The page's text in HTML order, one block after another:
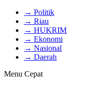
→ Politik
→ Riau
→ HUKRIM
→ Ekonomi
→ Nasional
→ Daerah
Menu Cepat